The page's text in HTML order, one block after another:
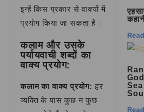
इन्हें किस प्रकार से वाक्यों में
प्रयोग किया जा सकता है।
कलाम और उसके
पर्यायवाची शब्दों का
वाक्य प्रयोग:
कलाम का वाक्य प्रयोग: हर
व्यक्ति के पास कुछ न कुछ